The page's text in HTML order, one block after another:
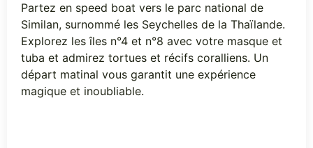
Partez en speed boat vers le parc national de
Similan, surnommé les Seychelles de la Thaïlande.
Explorez les îles n°4 et n°8 avec votre masque et
tuba et admirez tortues et récifs coralliens. Un
départ matinal vous garantit une expérience
magique et inoubliable.